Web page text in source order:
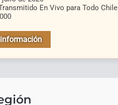
En Vivo para Todo Chile